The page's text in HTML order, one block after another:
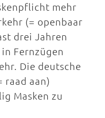
mehr
(= openbaar
drei Jahren
Fernzügen
Die deutsche
raad aan)
Masken zu